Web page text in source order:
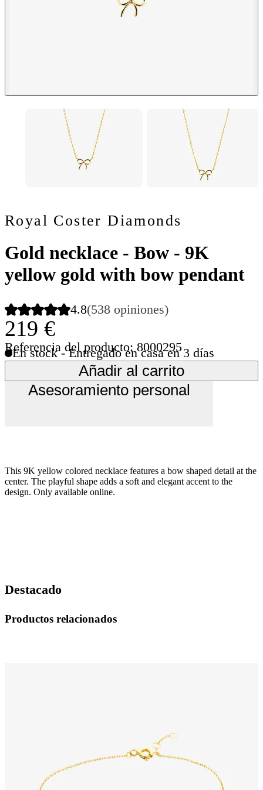
Royal Coster Diamonds
Gold necklace - Bow - 9K
yellow gold with bow pendant
4.8(538 opiniones)
219 €
Referencia del producto: 8000295
En stock - Entregado en casa en 3 días
Añadir al carrito
Asesoramiento personal
This 9K yellow colored necklace features a bow shaped detail at the
center. The playful shape adds a soft and elegant accent to the
design. Only available online.
Destacado
Productos relacionados